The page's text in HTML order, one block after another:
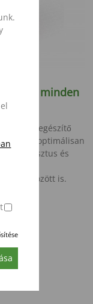
erős minden
körű kiegészítő
optimálisan
A robusztus és
hosszú
között is.